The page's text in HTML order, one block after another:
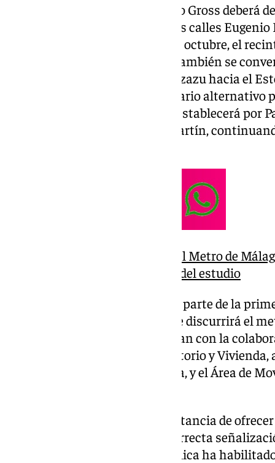
El tráfico procedente de Eugenio Gross deberá
señalizado que discurrirá por las calles
A partir del martes 14 de octubre, el
calle Eduardo San Martín, que también se
intersección con el Pasaje Aranzazu hacia el
vehículos autorizados. El itinerario alternativo
desde la calle General Blake se establecerá por
izquierda hacia Eduardo San Martín,
¿Hacia dónde se ampliará el Metro de
propuesta de adjudicación del estudio
Estos desvíos de tráfico forman parte de la
corte del eje principal por donde discurrirá el
Gross. Los trabajos se desarrollan con la
Fomento, Articulación del Territorio y Vivienda,
Pública de la Junta de Andalucía, y el Área de
La Junta ha destacado la importancia de
anticipada y de garantizar la correcta
sentido, la Agencia de Obra Pública ha